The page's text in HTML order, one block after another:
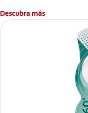
Descubra más